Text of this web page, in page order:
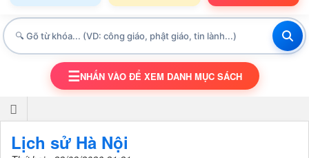
TOGGLE NAVIGATION
☰NHẤN VÀO ĐỂ XEM DANH MỤC SÁCH
Lịch sử Hà Nội